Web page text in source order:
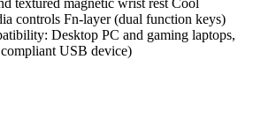
textured magnetic wrist rest Cool
controls Fn-layer (dual function keys)
Desktop PC and gaming laptops,
USB device)